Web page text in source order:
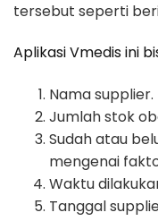
tersebut seperti
Aplikasi Vmedis ini
Nama supplier.
Jumlah stok
Sudah atau
mengenai
Waktu
Tanggal